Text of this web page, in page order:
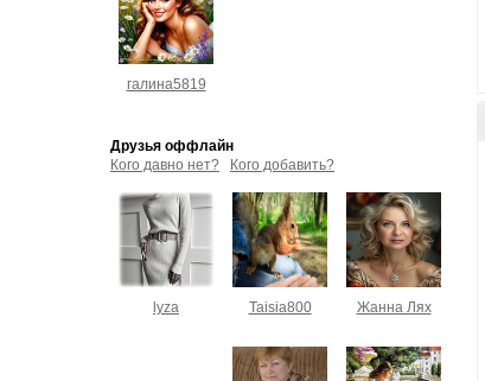
галина5819
Друзья оффлайн
Кого давно нет?
Кого добавить?
lyza Taisia800 Жанна Лях